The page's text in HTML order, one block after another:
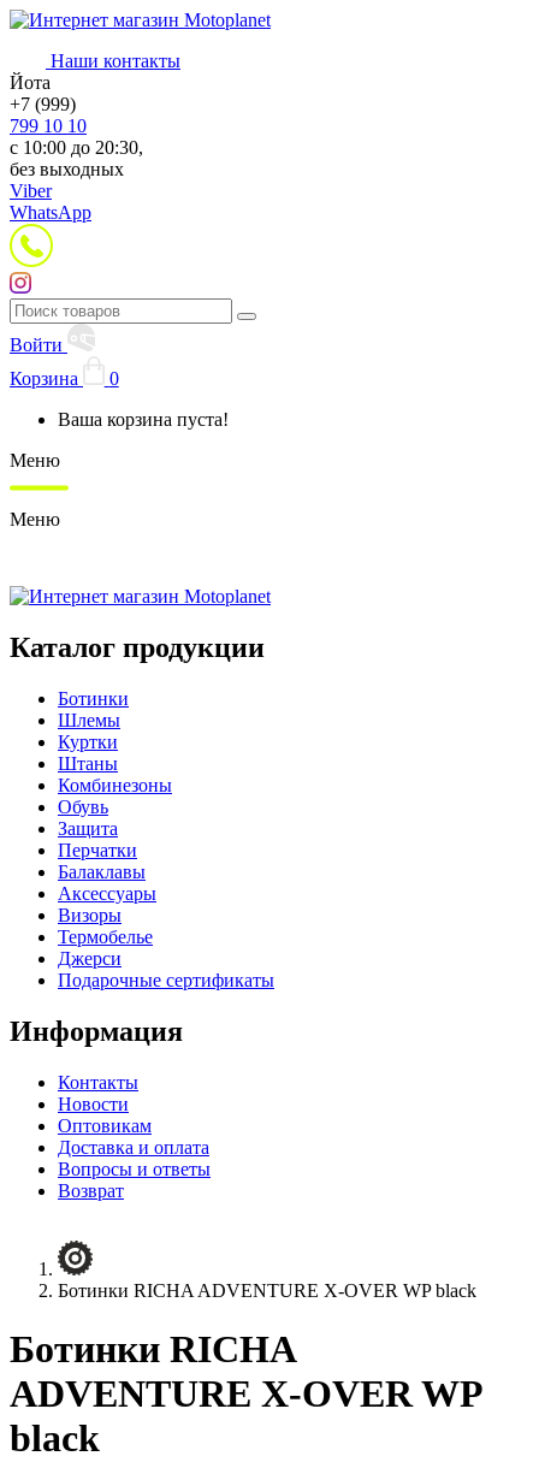
Наши контакты
Йота
+7 (999)
799 10 10
с 10:00 до 20:30,
без выходных
Viber
WhatsApp
Войти
Корзина
0
Ваша корзина пуста!
Меню
Меню
Каталог продукции
Ботинки
Шлемы
Куртки
Штаны
Комбинезоны
Обувь
Защита
Перчатки
Балаклавы
Аксессуары
Визоры
Термобелье
Джерси
Подарочные сертификаты
Информация
Контакты
Новости
Оптовикам
Доставка и оплата
Вопросы и ответы
Возврат
с 10:00 до 20:30, без выходных
Свяжитесь с нами любым удобным способом
Viber
WhatsApp
Ботинки RICHA ADVENTURE X-OVER WP black
Ботинки RICHA
ADVENTURE X-OVER WP
black